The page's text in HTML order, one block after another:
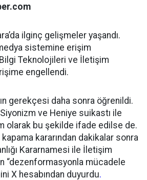
ilginç gelişmeler yaşandı.
sistemine erişim
Teknolojileri ve İletişim
engellendi.
gerekçesi daha sonra öğrenildi.
ve Heniye suikastı ile
olarak bu şekilde ifade edilse de.
kapama kararından dakikalar sonra
Kararnamesi ile İletişim
“dezenformasyonla mücadele
X hesabından duyurdu.